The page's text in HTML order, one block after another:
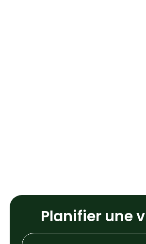
Planifier une